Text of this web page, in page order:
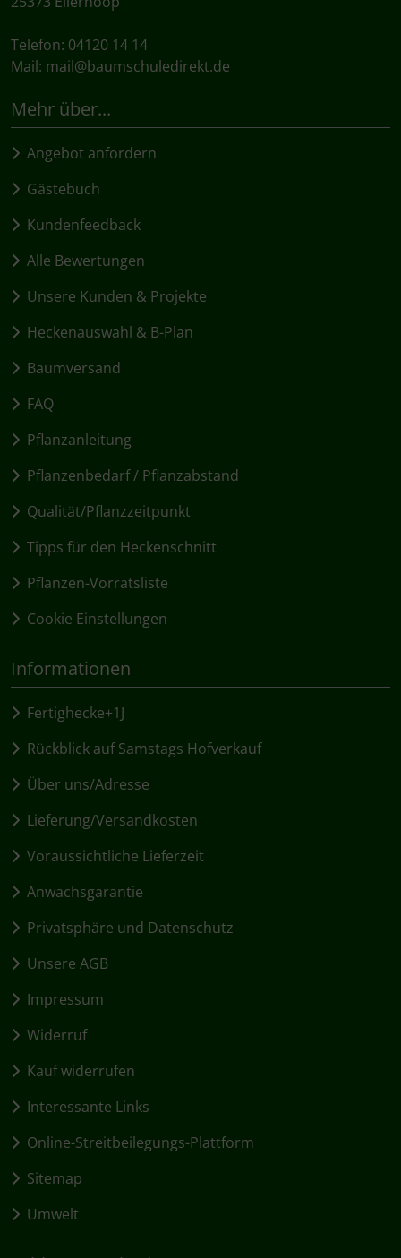
Telefon: 04120 14 14
Mail: mail@baumschuledirekt.de
Mehr über...
Angebot anfordern
Gästebuch
Kundenfeedback
Alle Bewertungen
Unsere Kunden & Projekte
Heckenauswahl & B-Plan
Baumversand
FAQ
Pflanzanleitung
Pflanzenbedarf / Pflanzabstand
Qualität/Pflanzzeitpunkt
Tipps für den Heckenschnitt
Pflanzen-Vorratsliste
Cookie Einstellungen
Informationen
Fertighecke+1J
Rückblick auf Samstags Hofverkauf
Über uns/Adresse
Lieferung/Versandkosten
Voraussichtliche Lieferzeit
Anwachsgarantie
Privatsphäre und Datenschutz
Unsere AGB
Impressum
Widerruf
Kauf widerrufen
Interessante Links
Online-Streitbeilegungs-Plattform
Sitemap
Umwelt